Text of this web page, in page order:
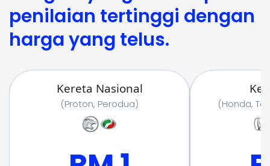
penilaian tertinggi dengan
harga yang telus.
Kereta Nasional
(Proton, Perodua) (Honda,